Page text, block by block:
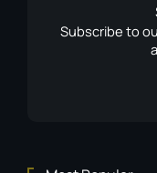
Subscribe to